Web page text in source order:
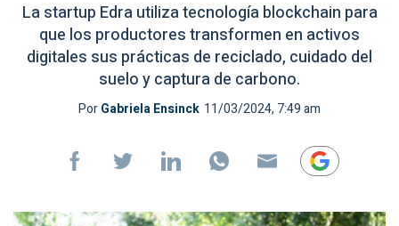
La startup Edra utiliza tecnología blockchain para
que los productores transformen en activos
digitales sus prácticas de reciclado, cuidado del
suelo y captura de carbono.
PorGabriela Ensinck 11/03/2024, 7:49 am